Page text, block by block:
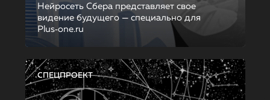
Нейросеть Сбера представляет свое
видение будущего — специально для
Plus‑one.ru
СПЕЦПРОЕКТ